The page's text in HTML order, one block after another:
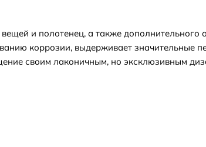
и полотенец, а также
коррозии, выдерживает значительные
своим лаконичным, но эксклюзивным